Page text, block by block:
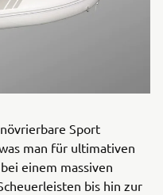
Sport
man für ultimativen
einem massiven
bis hin zur